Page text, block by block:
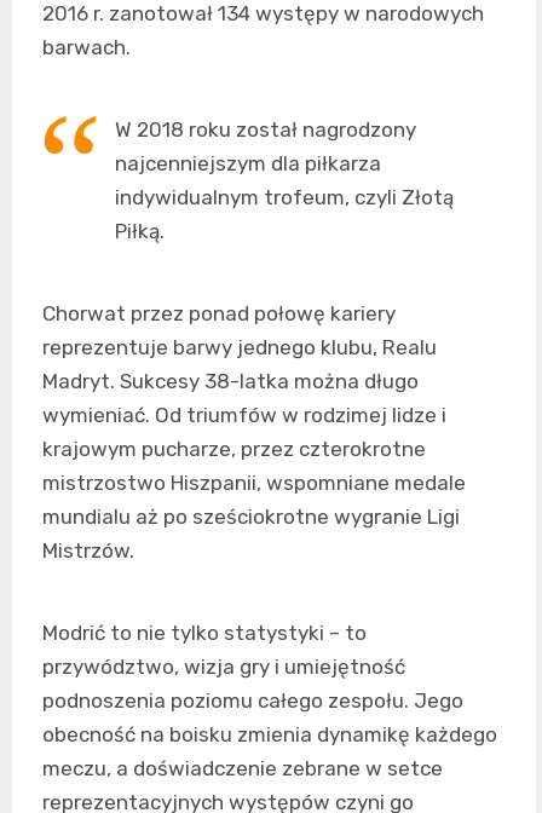
2016 r. zanotował 134 występy w narodowych
barwach.
W 2018 roku został nagrodzony
najcenniejszym dla piłkarza
indywidualnym trofeum, czyli Złotą
Piłką.
Chorwat przez ponad połowę kariery
reprezentuje barwy jednego klubu, Realu
Madryt. Sukcesy 38-latka można długo
wymieniać. Od triumfów w rodzimej lidze i
krajowym pucharze, przez czterokrotne
mistrzostwo Hiszpanii, wspomniane medale
mundialu aż po sześciokrotne wygranie Ligi
Mistrzów.
Modrić to nie tylko statystyki – to
przywództwo, wizja gry i umiejętność
podnoszenia poziomu całego zespołu. Jego
obecność na boisku zmienia dynamikę każdego
meczu, a doświadczenie zebrane w setce
reprezentacyjnych występów czyni go